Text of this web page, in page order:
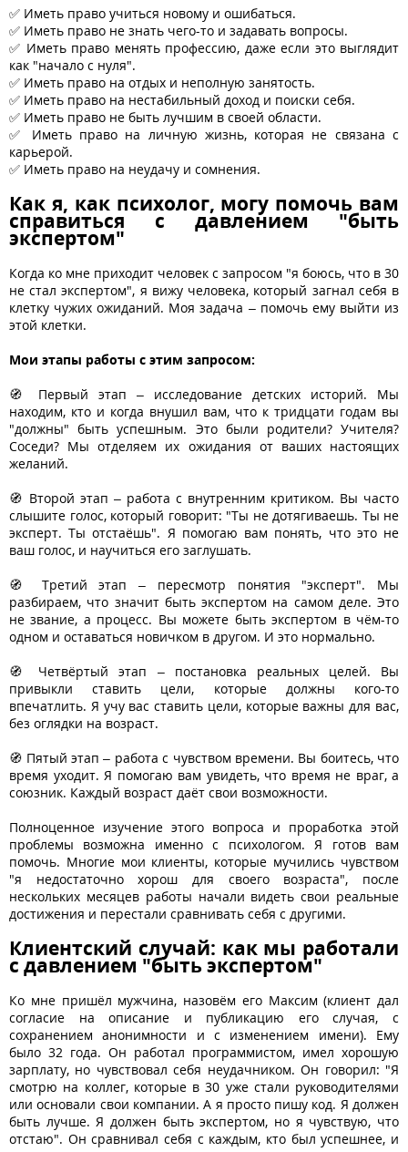
✅ Иметь право учиться новому и ошибаться.
✅ Иметь право не знать чего-то и задавать вопросы.
✅ Иметь право менять профессию, даже если это выглядит
как "начало с нуля".
✅ Иметь право на отдых и неполную занятость.
✅ Иметь право на нестабильный доход и поиски себя.
✅ Иметь право не быть лучшим в своей области.
✅ Иметь право на личную жизнь, которая не связана с
карьерой.
✅ Иметь право на неудачу и сомнения.
Как я, как психолог, могу помочь вам
справиться с давлением "быть
экспертом"
Когда ко мне приходит человек с запросом "я боюсь, что в 30
не стал экспертом", я вижу человека, который загнал себя в
клетку чужих ожиданий. Моя задача – помочь ему выйти из
этой клетки.
Мои этапы работы с этим запросом:
🧭 Первый этап – исследование детских историй. Мы
находим, кто и когда внушил вам, что к тридцати годам вы
"должны" быть успешным. Это были родители? Учителя?
Соседи? Мы отделяем их ожидания от ваших настоящих
желаний.
🧭 Второй этап – работа с внутренним критиком. Вы часто
слышите голос, который говорит: "Ты не дотягиваешь. Ты не
эксперт. Ты отстаёшь". Я помогаю вам понять, что это не
ваш голос, и научиться его заглушать.
🧭 Третий этап – пересмотр понятия "эксперт". Мы
разбираем, что значит быть экспертом на самом деле. Это
не звание, а процесс. Вы можете быть экспертом в чём-то
одном и оставаться новичком в другом. И это нормально.
🧭 Четвёртый этап – постановка реальных целей. Вы
привыкли ставить цели, которые должны кого-то
впечатлить. Я учу вас ставить цели, которые важны для вас,
без оглядки на возраст.
🧭 Пятый этап – работа с чувством времени. Вы боитесь, что
время уходит. Я помогаю вам увидеть, что время не враг, а
союзник. Каждый возраст даёт свои возможности.
Полноценное изучение этого вопроса и проработка этой
проблемы возможна именно с психологом. Я готов вам
помочь. Многие мои клиенты, которые мучились чувством
"я недостаточно хорош для своего возраста", после
нескольких месяцев работы начали видеть свои реальные
достижения и перестали сравнивать себя с другими.
Клиентский случай: как мы работали
с давлением "быть экспертом"
Ко мне пришёл мужчина, назовём его Максим (клиент дал
согласие на описание и публикацию его случая, с
сохранением анонимности и с изменением имени). Ему
было 32 года. Он работал программистом, имел хорошую
зарплату, но чувствовал себя неудачником. Он говорил: "Я
смотрю на коллег, которые в 30 уже стали руководителями
или основали свои компании. А я просто пишу код. Я должен
быть лучше. Я должен быть экспертом, но я чувствую, что
отстаю". Он сравнивал себя с каждым, кто был успешнее, и